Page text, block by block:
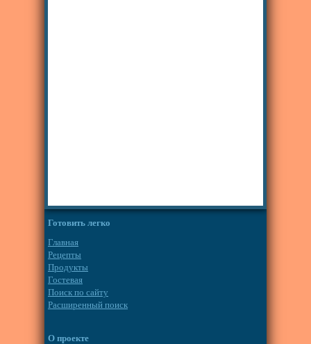
Готовить легко
Главная
Рецепты
Продукты
Гостевая
Поиск по сайту
Расширенный поиск
О проекте